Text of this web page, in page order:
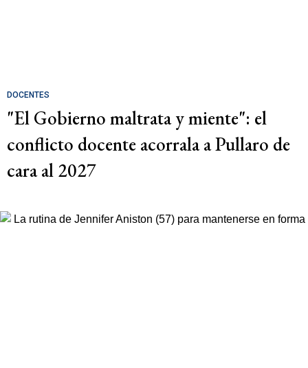
DOCENTES
"El Gobierno maltrata y miente": el
conflicto docente acorrala a Pullaro de
cara al 2027